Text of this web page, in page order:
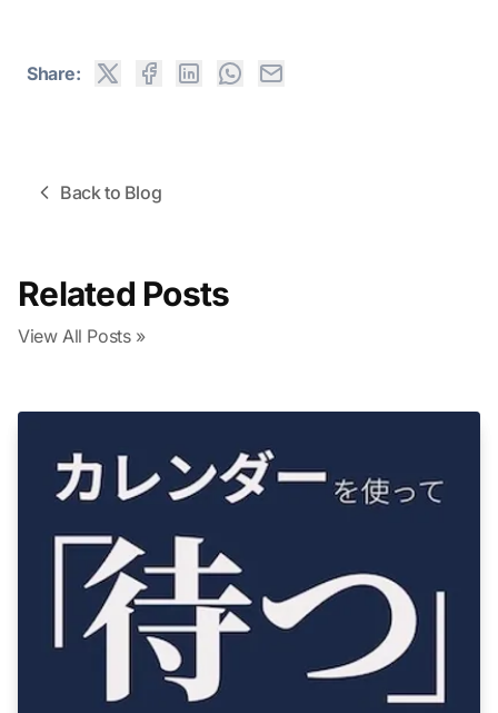
Share:
Back to Blog
Related Posts
View All Posts »